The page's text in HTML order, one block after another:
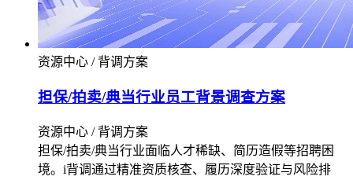
资源中心 / 背调方案
担保/拍卖/典当行业员工背景调查方案
资源中心 / 背调方案
担保/拍卖/典当行业面临人才稀缺、简历造假等招聘困
境。i背调通过精准资质核查、履历深度验证与风险排